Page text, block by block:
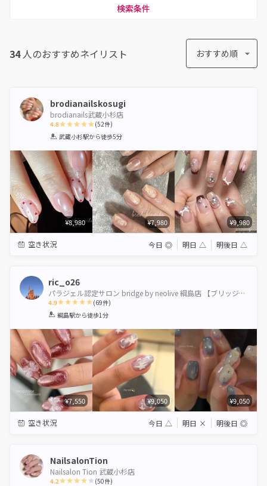
検索条件
34人のおすすめネイリスト おすすめ順
brodianailskosugi
brodianails武蔵小杉店
4.8
1 2 3 4 5
(52件)
武蔵小杉駅から徒歩5分
¥8,980 ¥7,980 ¥9,980
空き状況 今日 ◎ 明日 △ 明後日 △
ric_o26
パラジェル認定サロン bridge by neolive 綱島店 【ブリッジバイネオリーブ】
4.9
1 2 3 4 5
(69件)
綱島駅から徒歩1分
¥7,550 ¥9,050 ¥9,050
空き状況 今日 △ 明日 × 明後日 ◎
NailsalonTion
Nailsalon Tion 武蔵小杉店
4.2 (50件)